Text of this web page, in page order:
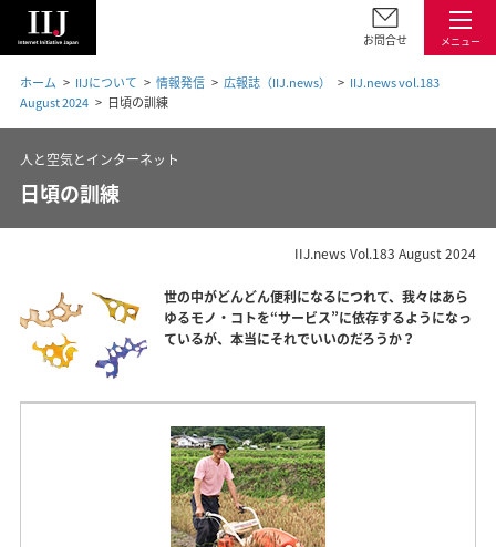
メニュー
お問合せ
ホーム IIJについて 情報発信 広報誌（IIJ.news）
IIJ.news vol.183
August 2024
日頃の訓練
人と空気とインターネット
日頃の訓練
IIJ.news Vol.183 August 2024
世の中がどんどん便利になるにつれて、我々はあら
ゆるモノ・コトを“サービス”に依存するようになっ
ているが、本当にそれでいいのだろうか？